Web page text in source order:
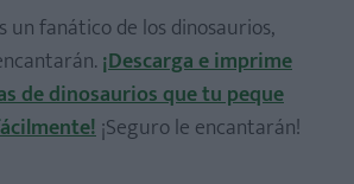
un fanático de los dinosaurios,
¡Descarga e imprime
de dinosaurios que tu peque
¡Seguro le encantarán!